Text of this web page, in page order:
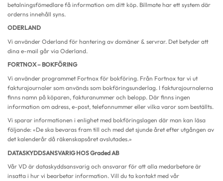
betalningsfömedlare få information om ditt köp. Billmate har ett system där
orderns innehåll syns.
ODERLAND
Vi använder Oderland för hantering av domäner & servrar. Det betyder att
dina e-mail går via Oderland.
FORTNOX – BOKFÖRING
Vi använder programmet Fortnox för bokföring. Från Fortnox tar vi ut
fakturajournaler som används som bokföringsunderlag. I fakturajournalerna
finns namn på köparen, fakturanummer och belopp. Där finns ingen
information om adress, e-post, telefonnummer eller vilka varor som beställts.
Vi sparar informationen i enlighet med bokföringslagen där man kan läsa
följande: «De ska bevaras fram till och med det sjunde året efter utgången av
det kalenderår då räkenskapsåret avslutades.»
DATASKYDDSANSVARIG HOS Graded AB
Vår VD är dataskyddsansvarig och ansvarar för att alla medarbetare är
insatta i hur vi bearbetar information. Vill du ta kontakt med vår